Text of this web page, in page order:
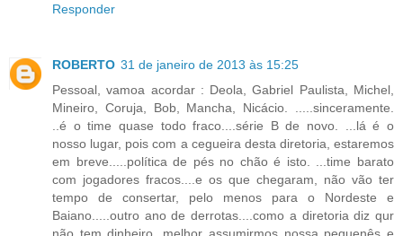
Responder
ROBERTO 31 de janeiro de 2013 às 15:25
Pessoal, vamoa acordar : Deola, Gabriel Paulista, Michel,
Mineiro, Coruja, Bob, Mancha, Nicácio. .....sinceramente.
..é o time quase todo fraco....série B de novo. ...lá é o
nosso lugar, pois com a cegueira desta diretoria, estaremos
em breve.....política de pés no chão é isto. ...time barato
com jogadores fracos....e os que chegaram, não vão ter
tempo de consertar, pelo menos para o Nordeste e
Baiano.....outro ano de derrotas....como a diretoria diz qur
não tem dinheiro, melhor assumirmos nossa pequenês e